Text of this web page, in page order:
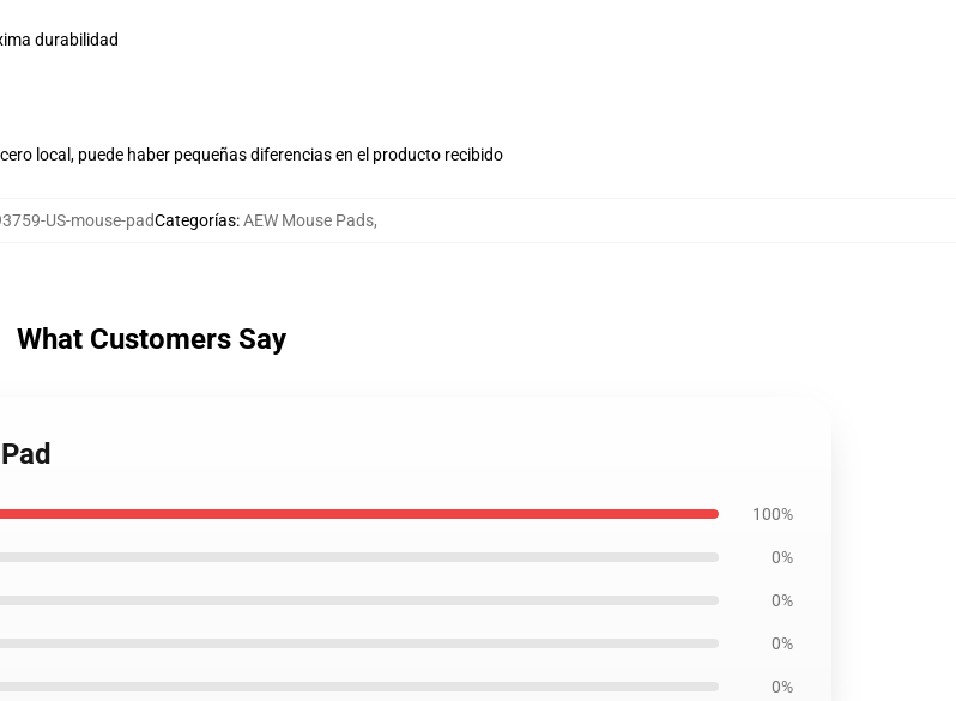
durabilidad
local, puede haber pequeñas diferencias en el producto recibido
US-mouse-padCategorías:AEW Mouse Pads,
What Customers Say
100%
0%
0%
0%
0%